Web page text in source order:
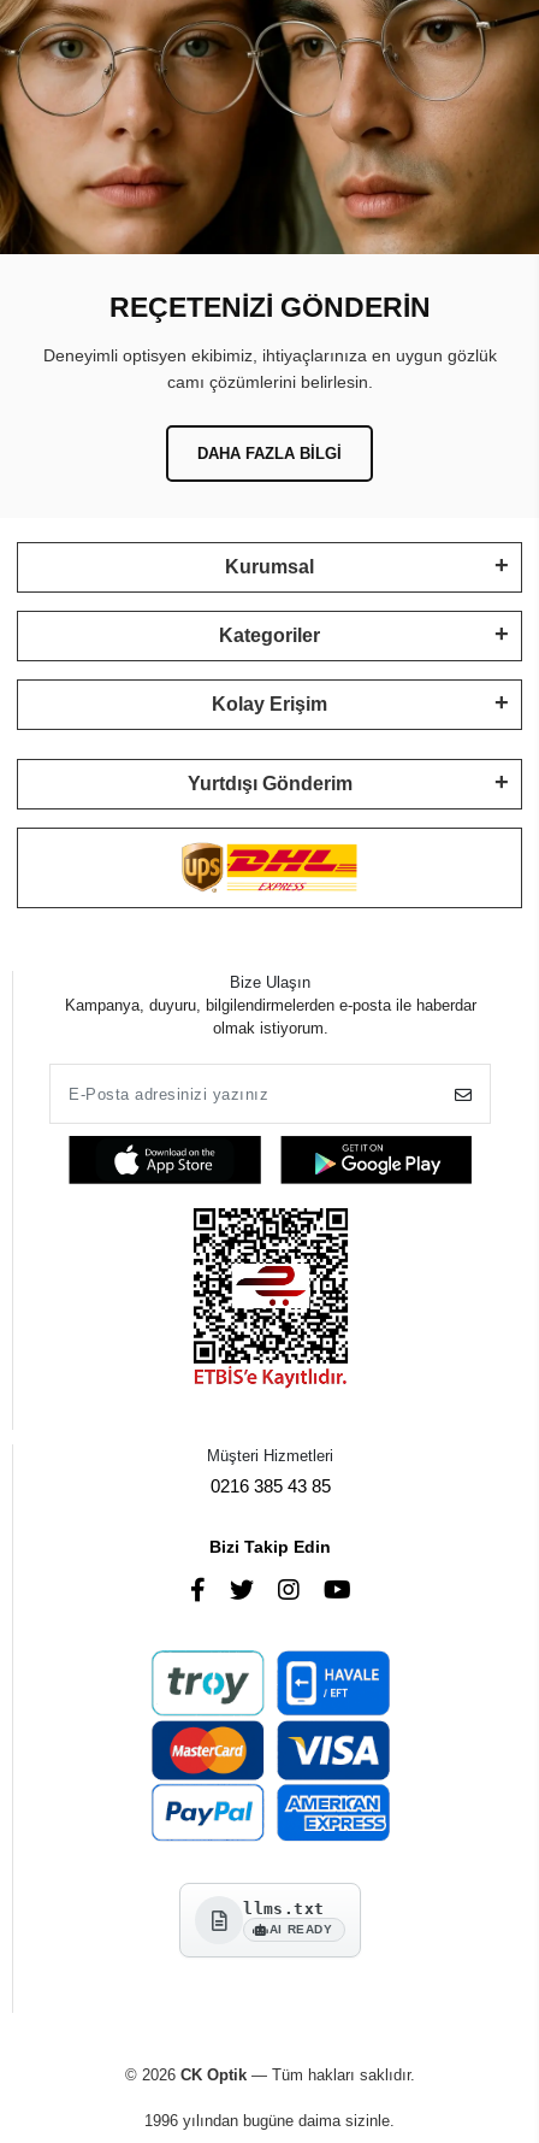
REÇETENİZİ GÖNDERİN
Deneyimli optisyen ekibimiz, ihtiyaçlarınıza en uygun gözlük
camı çözümlerini belirlesin.
DAHA FAZLA BILGI
Kurumsal
Kategoriler
Kolay Erişim
Yurtdışı Gönderim
Bize Ulaşın
Kampanya, duyuru, bilgilendirmelerden e-posta ile haberdar
olmak istiyorum.
Müşteri Hizmetleri
0216 385 43 85
Bizi Takip Edin
llms.txt
AI READY
© 2026 CK Optik— Tüm hakları saklıdır.
1996 yılından bugüne daima sizinle.